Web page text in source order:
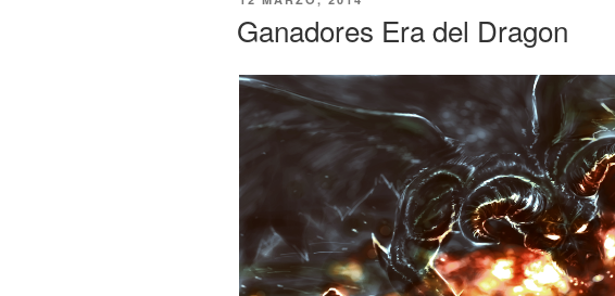
Ganadores Era del Dragon